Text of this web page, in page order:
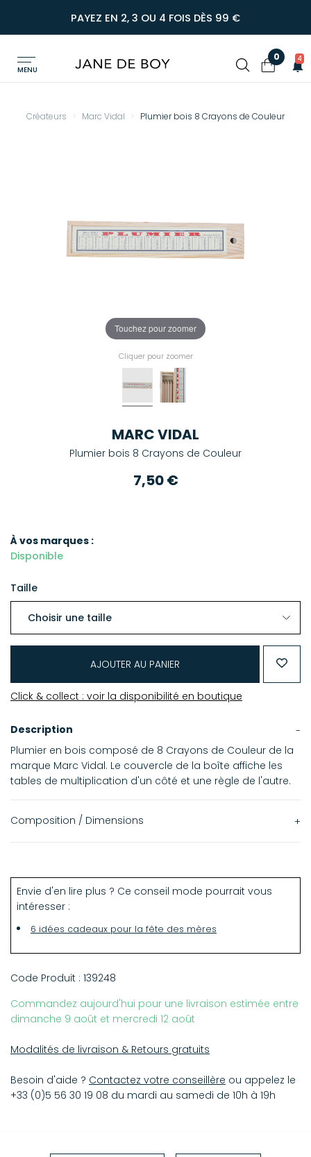
PAYEZ EN 2, 3 OU 4 FOIS DÈS 99 €
MENU
0 4
Créateurs Marc Vidal Plumier bois 8 Crayons de Couleur
Touchez pour zoomer
Cliquer pour zoomer
MARC VIDAL
Plumier bois 8 Crayons de Couleur
7,50 €
À vos marques :
Disponible
Taille
AJOUTER AU PANIER
Click & collect : voir la disponibilité en boutique
Description
Plumier en bois composé de 8 Crayons de Couleur de la
marque Marc Vidal. Le couvercle de la boîte affiche les
tables de multiplication d'un côté et une règle de l'autre.
Composition / Dimensions
Envie d'en lire plus ? Ce conseil mode pourrait vous
intéresser :
6 idées cadeaux pour la fête des mères
Code Produit : 139248
Commandez aujourd'hui pour une livraison estimée entre
dimanche 9 août et mercredi 12 août
Modalités de livraison & Retours gratuits
Besoin d'aide ? Contactez votre conseillère ou appelez le
+33 (0)5 56 30 19 08 du mardi au samedi de 10h à 19h